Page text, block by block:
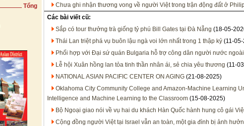
Tổng
Chưa ghi nhận thương vong về người Việt trong trận động đất ở
Các bài viết cũ:
Sắp có tour thưởng trà giống tỷ phú Bill Gates tại Đà Nẵng (18-05-
Thái Lan triệt phá vụ buôn lậu ngà voi lớn nhất trong 1 thập kỷ (11-
Phối hợp với Đại sứ quán Bulgaria hỗ trợ công dân người nước
Lễ hội Xuân hồng lan tỏa tinh thần nhân ái, sẻ chia yêu thương (11-
NATIONAL ASIAN PACIFIC CENTER ON AGING (21-08-2025)
Oklahoma City Community College and Amazon-Machine Learning
Intelligence and Machine Learning to the Classroom (15-08-2025)
Bộ Ngoại giao nói về vụ hai du khách Hàn Quốc hành hung cô gái
Cộng đồng người Việt tại Israel vẫn an toàn, một gia đình bị ảnh